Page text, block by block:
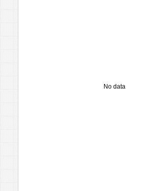
No data